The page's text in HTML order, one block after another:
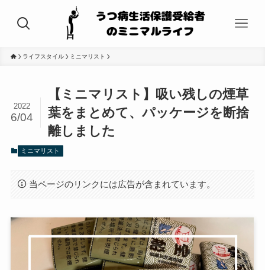
ライフスタイル ミニマリスト
【ミニマリスト】吸い残しの煙草
葉をまとめて、パッケージを断捨
離しました
2022
6/04
ミニマリスト
当ページのリンクには広告が含まれています。